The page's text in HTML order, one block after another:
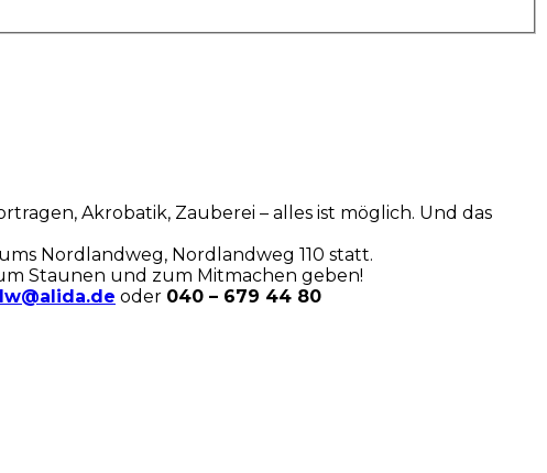
Akrobatik, Zauberei – alles ist möglich. Und das
Nordlandweg, Nordlandweg 110 statt.
Staunen und zum Mitmachen geben!
oder 040 – 679 44 80